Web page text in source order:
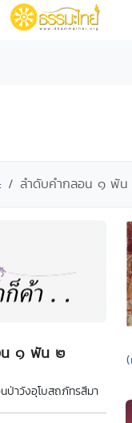
ลำดับคำกลอน ๑ พั
น ๑ พัน ๒
ป่าวังอุโบสถภัทรสีมา